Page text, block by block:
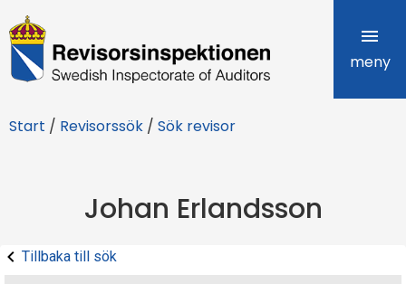
R
e
i
r
meny
Start / Revisorssök / Sök revisor
Johan Erlandsson
Tillbaka till sök